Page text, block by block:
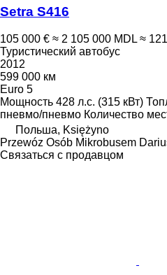
Setra S416
105 000 € ≈ 2 105 000 MDL ≈
Туристический автобус
2012
599 000 км
Euro 5
Мощность 428 л.с. (315 кВт)
пневмо/пневмо Количество
Польша, Księżyno
Przewóz Osób Mikrobusem
Связаться с продавцом